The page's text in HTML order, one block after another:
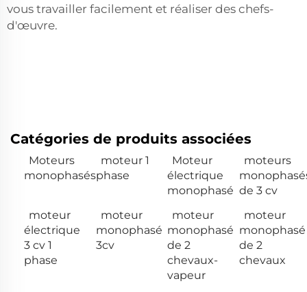
vous travailler facilement et réaliser des chefs-
d'œuvre.
Catégories de produits associées
Moteurs
monophasés
moteur 1
phase
Moteur
électrique
monophasé
moteurs
de 3 cv
moteur
électrique
3 cv 1
phase
moteur
monophasé
3cv
moteur
monophasé
de 2
chevaux-
vapeur
moteur
monophasé
de 2
chevaux